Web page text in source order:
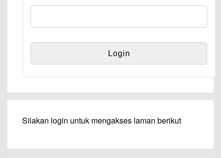
Silakan login untuk mengakses laman berikut